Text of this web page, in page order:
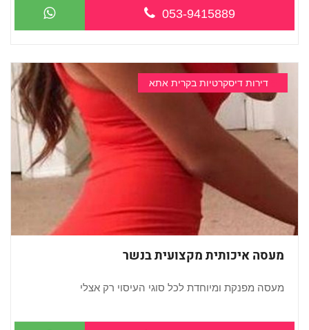
053-9415889
דירות דיסקרטיות בקרית אתא
מעסה איכותית מקצועית בנשר
מעסה מפנקת ומיוחדת לכל סוגי העיסוי רק אצלי